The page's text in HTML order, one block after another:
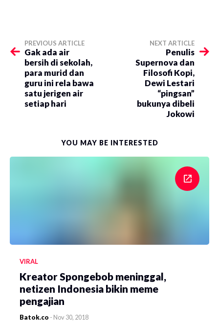
PREVIOUS ARTICLE
Gak ada air
bersih di sekolah,
para murid dan
guru ini rela bawa
satu jerigen air
setiap hari
NEXT ARTICLE
Penulis
Supernova dan
Filosofi Kopi,
Dewi Lestari
“pingsan”
bukunya dibeli
Jokowi
YOU MAY BE INTERESTED
VIRAL
Kreator Spongebob meninggal,
netizen Indonesia bikin meme
pengajian
Batok.co - Nov 30, 2018